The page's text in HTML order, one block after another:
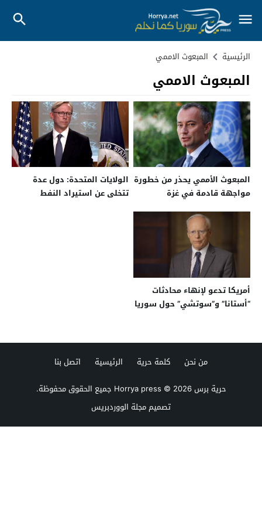
الرئيسية المبعوث الاممي
المبعوث الاممي
المبعوث الأممي يحذر من خطورة
مواجهة قادمة في غزة
الولايات المتحدة: دول عدة
تتخلى عن استيراد النفط
أمريكا تدعو لإنهاء محادثات
“أستانا” و”سوتشي” حول سوريا
من نحن كلمة حرية الرئيسية
اتصل بنا
حرية برس Horrya press© 2026 جميع الحقوق محفوظة.
تصميممجلة الووردبريس